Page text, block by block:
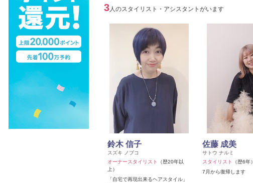
3 人のスタイリスト・アシスタントがいます
鈴木 信子
スズキ ノブコ
オーナースタイリスト
（歴20年以
上）
「自宅で再現出来るヘアスタイル」
佐藤 成美
サトウ ナルミ
スタイリスト
（歴6年）
7月から復帰します